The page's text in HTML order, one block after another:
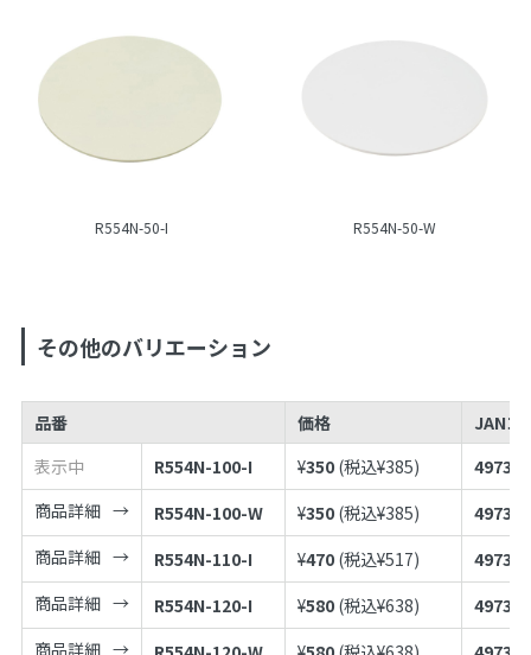
R554N-50-I R554N-50-W
その他のバリエーション
品番 価格
JANコ
表示中
R554N-100-I ¥350 (税込¥385)
商品詳細
R554N-100-W ¥350 (税込¥385)
商品詳細
R554N-110-I ¥470 (税込¥517)
商品詳細
R554N-120-I ¥580 (税込¥638)
商品詳細